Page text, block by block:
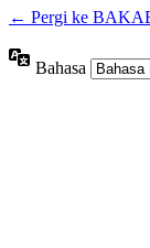
← Pergi ke
Bahasa